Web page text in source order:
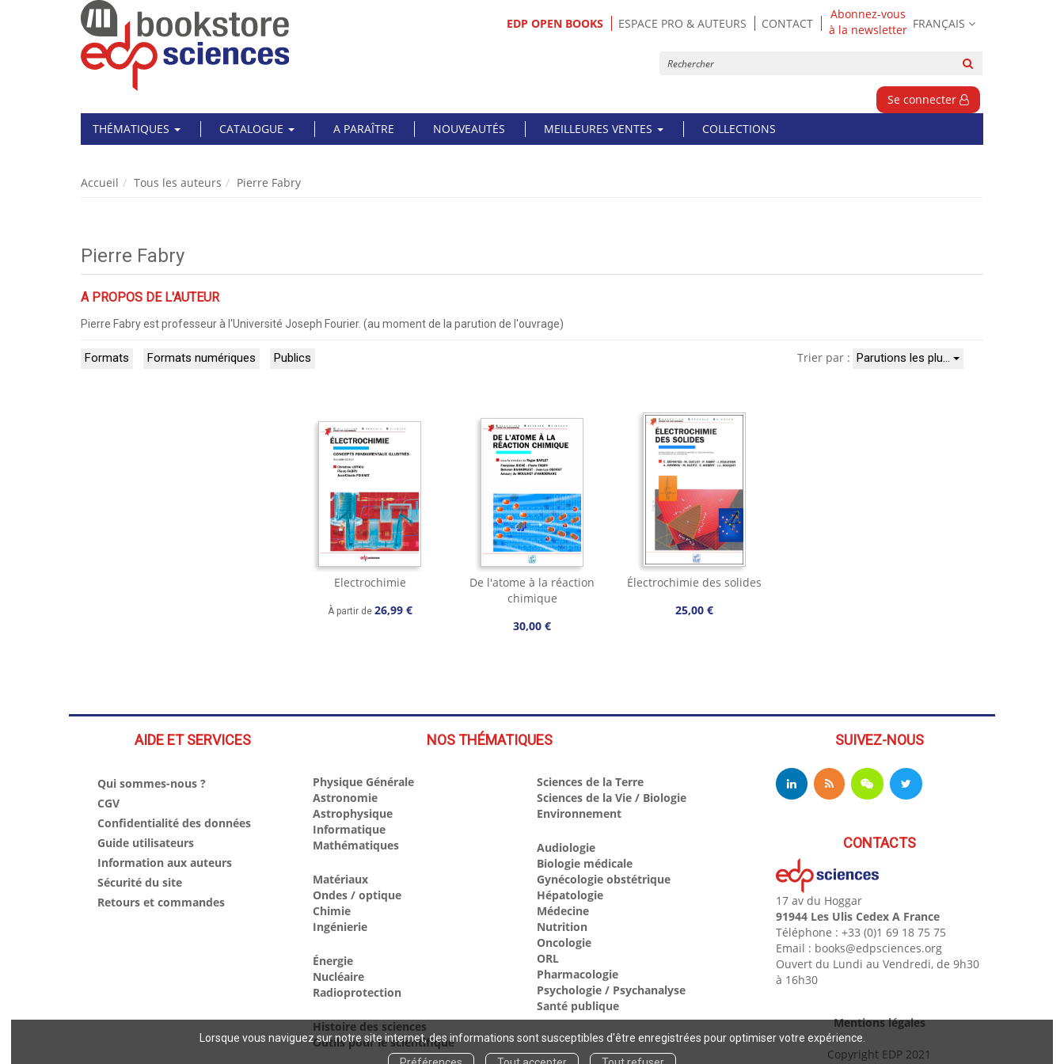
Lorsque vous naviguez sur notre site internet, des informations sont susceptibles d'être enregistrées pour optimiser votre expérience.
EDP OPEN BOOKS ESPACE PRO & AUTEURS CONTACT
Abonnez-vous
à la newsletter FRANÇAIS
Se connecter
THÉMATIQUES
CATALOGUE A PARAÎTRE NOUVEAUTÉS MEILLEURES VENTES COLLECTIONS
Accueil Tous les auteurs Pierre Fabry
Pierre Fabry
A PROPOS DE L'AUTEUR
Pierre Fabry est professeur à l'Université Joseph Fourier. (au moment de la parution de l'ouvrage)
Formats Formats numériques Publics Trier par : Parutions les plu…
Electrochimie
À partir de 26,99 €
De l'atome à la réaction
chimique
30,00 €
Électrochimie des solides
25,00 €
AIDE ET SERVICES
Qui sommes-nous ?
CGV
Confidentialité des données
Guide utilisateurs
Information aux auteurs
Sécurité du site
Retours et commandes
NOS THÉMATIQUES
Physique Générale
Astronomie
Astrophysique
Informatique
Mathématiques
Matériaux
Ondes / optique
Chimie
Ingénierie
Énergie
Nucléaire
Radioprotection
Histoire des sciences
Outils pour le scientifique
Sciences de la Terre
Sciences de la Vie / Biologie
Environnement
Audiologie
Biologie médicale
Gynécologie obstétrique
Hépatologie
Médecine
Nutrition
Oncologie
ORL
Pharmacologie
Psychologie / Psychanalyse
Santé publique
SUIVEZ-NOUS
CONTACTS
17 av du Hoggar
91944 Les Ulis Cedex A France
Téléphone : +33 (0)1 69 18 75 75
Email : books@edpsciences.org
Ouvert du Lundi au Vendredi, de 9h30
à 16h30
Mentions légales
Copyright EDP 2021